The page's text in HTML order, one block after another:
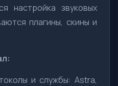
настройка звуковых
плагины, скины и
и службы: Astra,